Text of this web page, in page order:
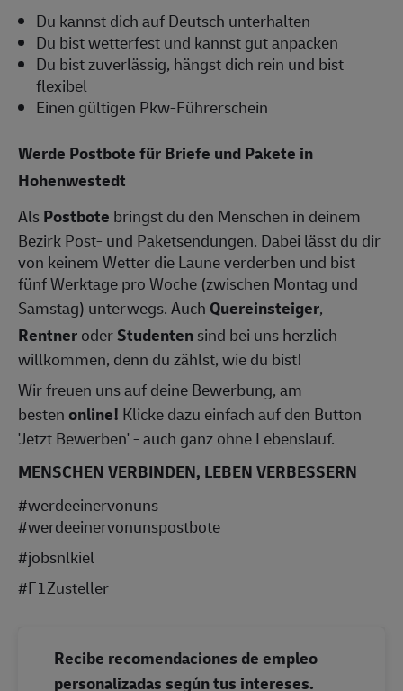
Du kannst dich auf Deutsch unterhalten
Du bist wetterfest und kannst gut anpacken
Du bist zuverlässig, hängst dich rein und bist
flexibel
Einen gültigen Pkw-Führerschein
Werde Postbote für Briefe und Pakete in
Hohenwestedt
AlsPostbote bringst du den Menschen in deinem
Bezirk Post- und Paketsendungen. Dabei lässt du dir
von keinem Wetter die Laune verderben und bist
fünf Werktage pro Woche (zwischen Montag und
Samstag) unterwegs. Auch Quereinsteiger,
RentneroderStudentensind bei uns herzlich
willkommen, denn du zählst, wie du bist!
Wir freuen uns auf deine Bewerbung, am
bestenonline! Klicke dazu einfach auf den Button
'Jetzt Bewerben' - auch ganz ohne Lebenslauf.
MENSCHEN VERBINDEN, LEBEN VERBESSERN
#werdeeinervonuns
#werdeeinervonunspostbote
#jobsnlkiel
#F1Zusteller
Recibe recomendaciones de empleo
personalizadas según tus intereses.